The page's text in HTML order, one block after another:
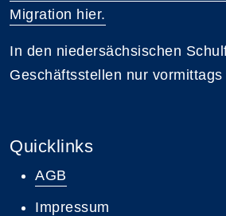
Migration hier.
In den niedersächsischen
Geschäftsstellen nur vormittags
Quicklinks
AGB
Impressum